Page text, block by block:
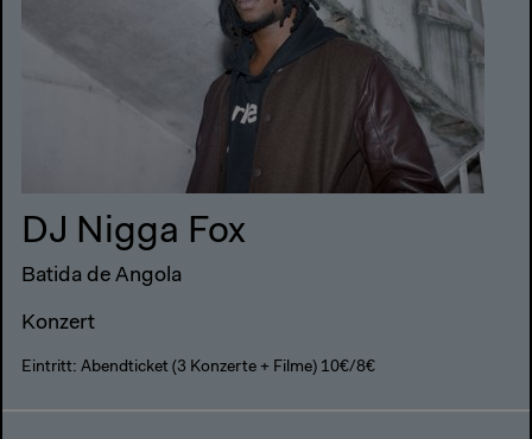
DJ Nigga Fox
Batida de Angola
Konzert
Eintritt: Abendticket (3 Konzerte + Filme) 10€/8€